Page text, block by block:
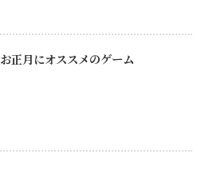
お正月にオススメのゲーム